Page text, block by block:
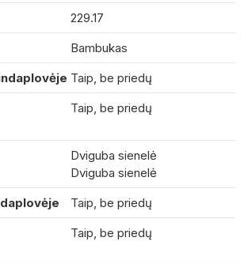
229.17
Bambukas
Taip, be priedų
Taip, be priedų
Dviguba sienelė
Dviguba sienelė
Taip, be priedų
Taip, be priedų